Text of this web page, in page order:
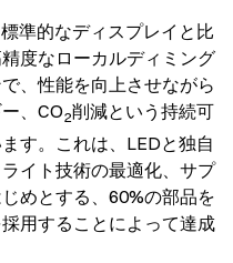
標準的なディスプレイと比
度なローカルディミング
、性能を向上させながら
、CO2削減という持続可
す。これは、LEDと独自
イト技術の最適化、サプ
めとする、60%の部品を
用することによって達成